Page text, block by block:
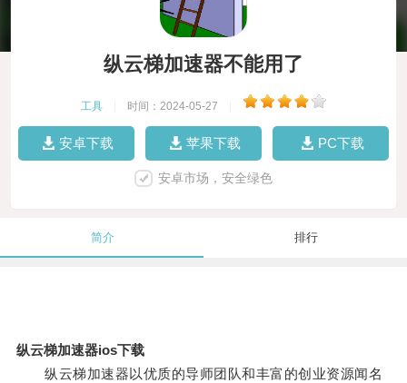
纵云梯加速器不能用了
工具 时间：2024-05-27
安卓下载 苹果下载 PC下载
安卓市场，安全绿色
简介 排行
纵云梯加速器ios下载
纵云梯加速器以优质的导师团队和丰富的创业资源闻名